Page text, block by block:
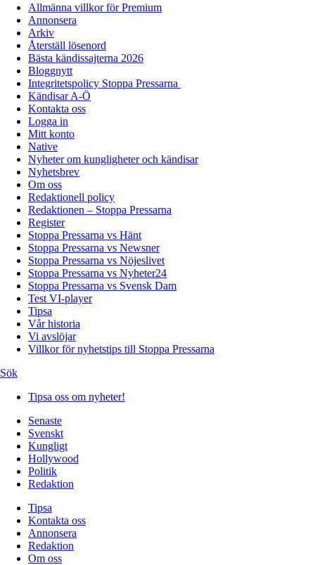
Allmänna villkor för Premium
Annonsera
Arkiv
Återställ lösenord
Bästa kändissajterna 2026
Bloggnytt
Integritetspolicy Stoppa Pressarna
Kändisar A-Ö
Kontakta oss
Logga in
Mitt konto
Native
Nyheter om kungligheter och kändisar
Nyhetsbrev
Om oss
Redaktionell policy
Redaktionen – Stoppa Pressarna
Register
Stoppa Pressarna vs Hänt
Stoppa Pressarna vs Newsner
Stoppa Pressarna vs Nöjeslivet
Stoppa Pressarna vs Nyheter24
Stoppa Pressarna vs Svensk Dam
Test VI-player
Tipsa
Vår historia
Vi avslöjar
Villkor för nyhetstips till Stoppa Pressarna
Sök
Tipsa oss om nyheter!
Senaste
Svenskt
Kungligt
Hollywood
Politik
Redaktion
Tipsa
Kontakta oss
Annonsera
Redaktion
Om oss